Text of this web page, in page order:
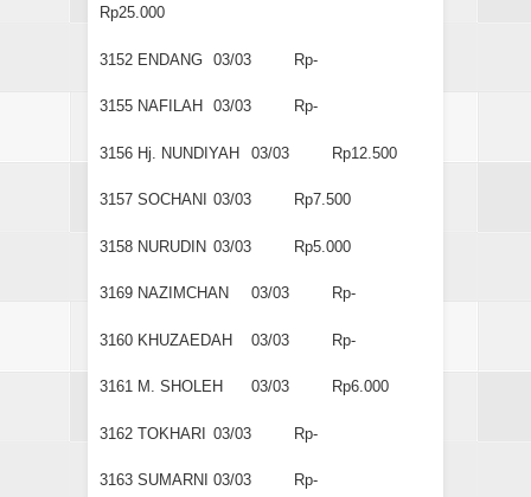
Rp25.000
3152 ENDANG 03/03 Rp-
3155 NAFILAH 03/03 Rp-
3156 Hj. NUNDIYAH 03/03 Rp12.500
3157 SOCHANI 03/03 Rp7.500
3158 NURUDIN 03/03 Rp5.000
3169 NAZIMCHAN 03/03 Rp-
3160 KHUZAEDAH 03/03 Rp-
3161 M. SHOLEH 03/03 Rp6.000
3162 TOKHARI 03/03 Rp-
3163 SUMARNI 03/03 Rp-